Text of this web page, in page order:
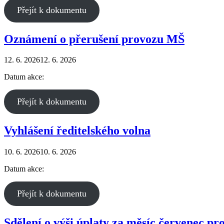
Přejít k dokumentu
Oznámení o přerušení provozu MŠ
12. 6. 202612. 6. 2026
Datum akce:
Přejít k dokumentu
Vyhlášení ředitelského volna
10. 6. 202610. 6. 2026
Datum akce:
Přejít k dokumentu